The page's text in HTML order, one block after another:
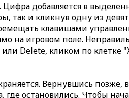
добавляется в
так и кликнув одну из
клавишами
на игровом поле.
Delete, кликом по клетке
Вернувшись позже,
остановились. Чтобы